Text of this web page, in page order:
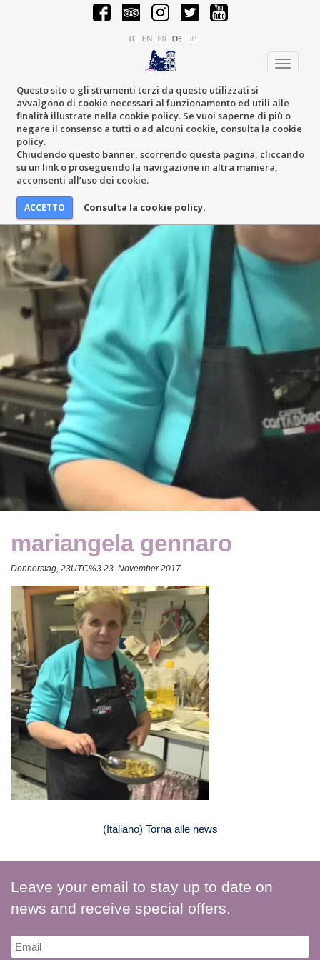
Questo sito o gli strumenti terzi da questo utilizzati si
avvalgono di cookie necessari al funzionamento ed utili alle
finalità illustrate nella cookie policy. Se vuoi saperne di più o
negare il consenso a tutti o ad alcuni cookie, consulta la cookie
policy.
Chiudendo questo banner, scorrendo questa pagina, cliccando
su un link o proseguendo la navigazione in altra maniera,
acconsenti all’uso dei cookie.
Consulta la cookie policy.
Toggle
mariangela gennaro
Donnerstag, 23UTC%3 23. November 2017
(Italiano) Torna alle news
Leave your email to stay up to date on
news and receive special offers.